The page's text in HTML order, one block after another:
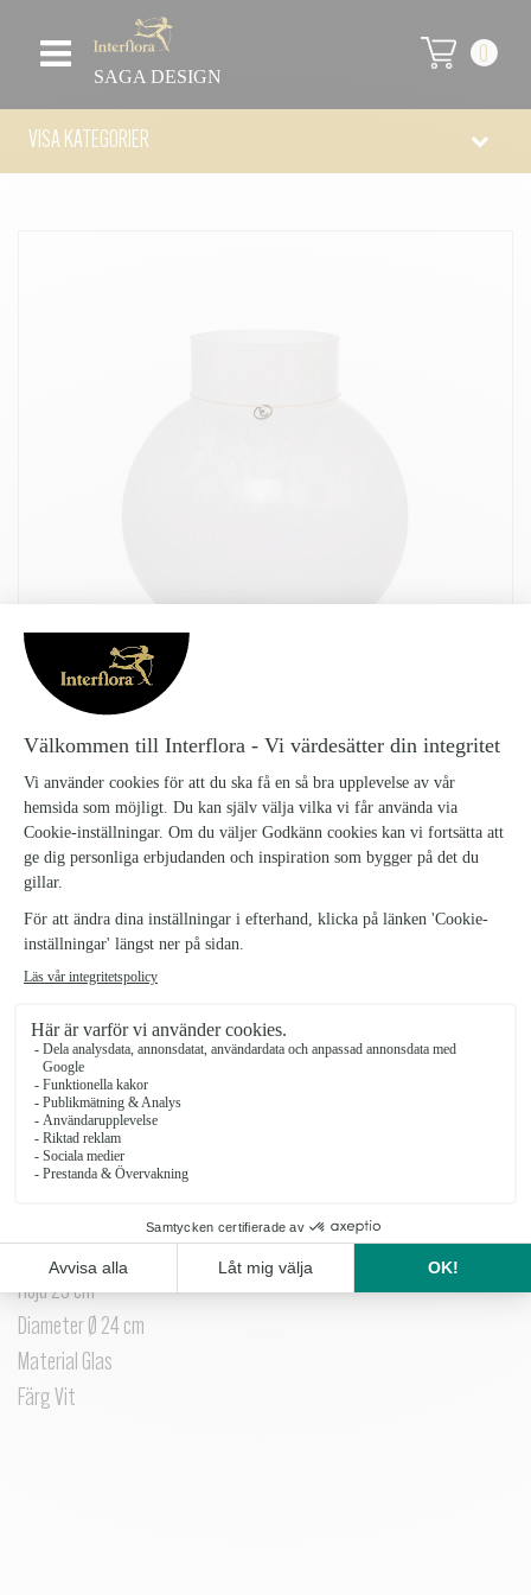
SAGA DESIGN
0
VISA KATEGORIER
Denna produkt finns inte i vårt sortiment för tillfället.
Tillbaka till startsidan
ERNST VIT VAS H: 25CM D:
24CM
Ernst-Vit-Vas-H-25cm-D-24cm_1
OBS: Produkten finns inte i vårt sortiment för tillfället.
Snittblommor skapar liv och glädje i varje hem. I ERNST färgade runda
vas kan du skapa vackra blomsterarrangemang.
Höjd 25 cm
Diameter Ø 24 cm
Material Glas
Färg Vit